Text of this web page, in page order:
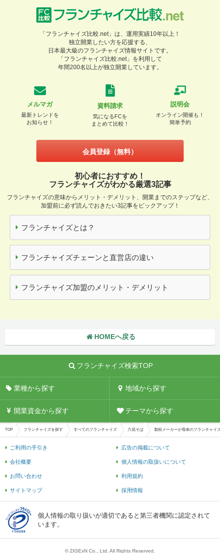
「フランチャイズ比較.net」は、運用実績10年以上！
独立開業したい方を応援する、
日本最大級のフランチャイズ情報サイトです。
「フランチャイズ比較.net」を利用して
年間200名以上が独立開業しています。
メルマガ
最新トレンドを
お知らせ！
資料請求
気になるFCを
まとめて比較！
説明会
オンライン開催も！
簡単予約
会員登録（無料）
初心者におすすめ！
フランチャイズがわかる厳選3記事
フランチャイズの意味からメリット・デメリット、開業までのステップなど、
加盟前に必ず読んでおきたい3記事をピックアップ！
フランチャイズとは？
フランチャイズチェーンと直営店の違い
フランチャイズ加盟のメリット・デメリット
HOMEへ戻る
フランチャイズ検索TOP
業種から探す 地域から探す
開業資金から探す テーマから探す
TOP フランチャイズを探す すべてのフランチャイズ 六花そば 製粉メーカーが母体のフランチャイ
ご利用の手引き 広告の掲載について
会社概要 個人情報の取扱いについて
お問い合わせ 利用規約
サイトマップ 採用情報
個人情報の取り扱いが適切であると第三者機関に認定されて
います。
© ZIGExN Co., Ltd. All Rights Reserved.